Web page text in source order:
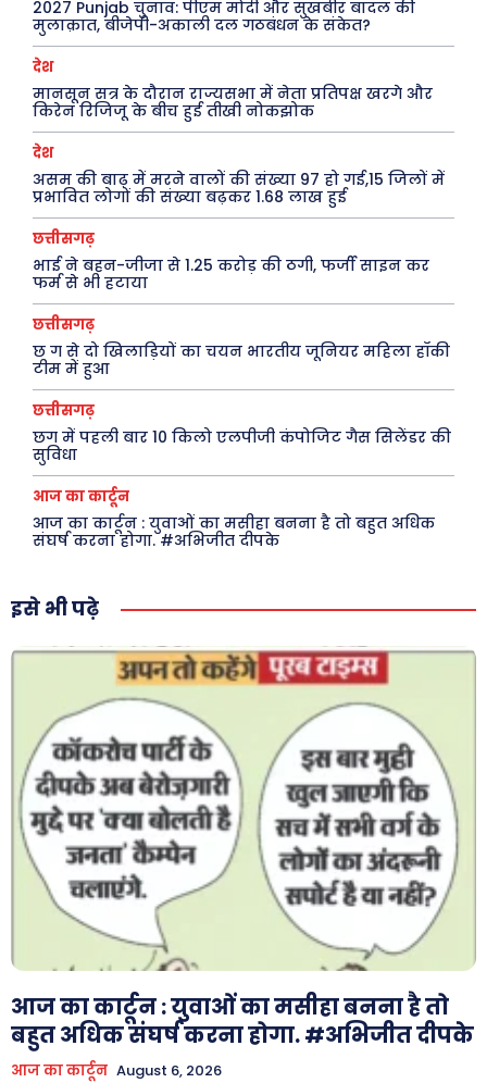
Type here... Search
ख़बरें
छत्तीसगढ़
देश
दुनिया
राजनीति
अपराध
सरकारी योजना
मनोरंजन
फ़िल्मी दुनिया
अजब-ग़ज़ब
पर्यटन
Laptops
Mobiles
स्वास्थ्य
क़ायदे क़ानून जानकारी
कैरियर और शिक्षा
पूरब विशेष
वो ख़्वाबों के दिन
व्यंग्य : गुस्ताखी माफ़
शायरी
संस्मरण
धर्म व अध्यात्म
महिला जगत
Facebook Instagram Pinterest
Youtube
2027 Punjab चुनाव: पीएम मोदी और सुखबीर बादल की
मुलाक़ात, बीजेपी-अकाली दल गठबंधन के संकेत?
देश
मानसून सत्र के दौरान राज्यसभा में नेता प्रतिपक्ष खरगे और
किरेन रिजिजू के बीच हुई तीखी नोकझोक
देश
असम की बाढ़ में मरने वालों की संख्या 97 हो गई,15 जिलों में
प्रभावित लोगों की संख्या बढ़कर 1.68 लाख हुई
छत्तीसगढ़
भाई ने बहन-जीजा से 1.25 करोड़ की ठगी, फर्जी साइन कर
फर्म से भी हटाया
छत्तीसगढ़
छ ग से दो खिलाड़ियों का चयन भारतीय जूनियर महिला हॉकी
टीम में हुआ
छत्तीसगढ़
छग में पहली बार 10 किलो एलपीजी कंपोजिट गैस सिलेंडर की
सुविधा
आज का कार्टून
आज का कार्टून : युवाओं का मसीहा बनना है तो बहुत अधिक
संघर्ष करना होगा. #अभिजीत दीपके
इसे भी पढ़े
आज का कार्टून : युवाओं का मसीहा बनना है तो
बहुत अधिक संघर्ष करना होगा. #अभिजीत दीपके
आज का कार्टून August 6, 2026